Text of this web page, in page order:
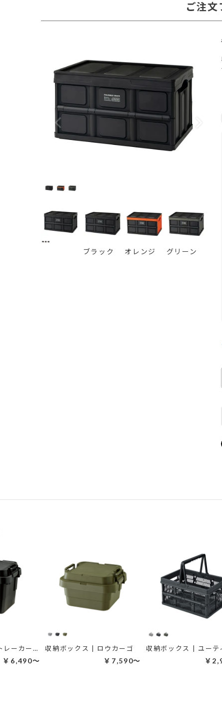
ご注文
ブラック オレンジ グリーン
収納ボックス | トレーカーゴ
￥6,490～
収納ボックス | ロウカーゴ
￥7,590～
収納ボックス | ユーテ
￥